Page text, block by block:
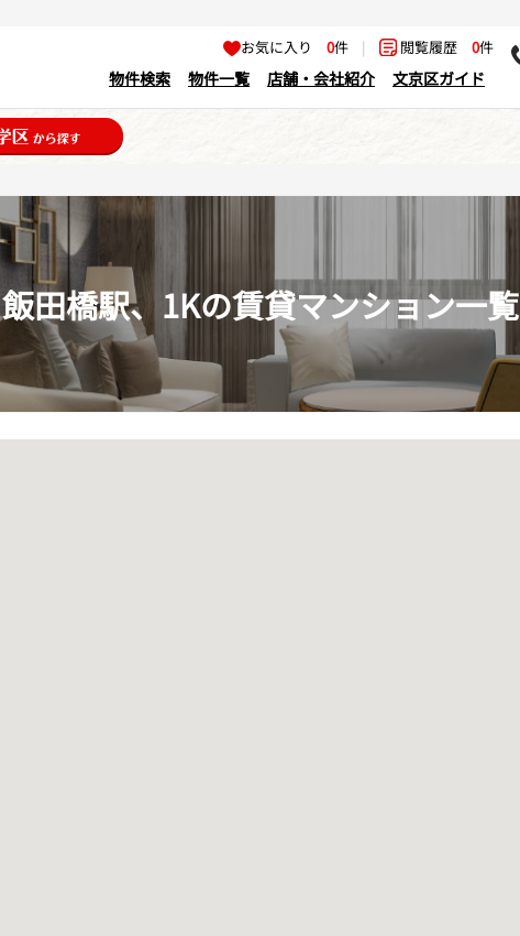
お気に入り0件 | 閲覧履歴0件
物件検索 物件一覧 店舗・会社紹介 文京区ガイド
飯田橋駅、1Kの賃貸マンション一覧